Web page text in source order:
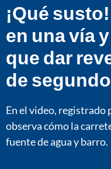
¡Qué
en una vía
que dar
de
En el video, registrado
observa cómo la
fuente de agua y barro.